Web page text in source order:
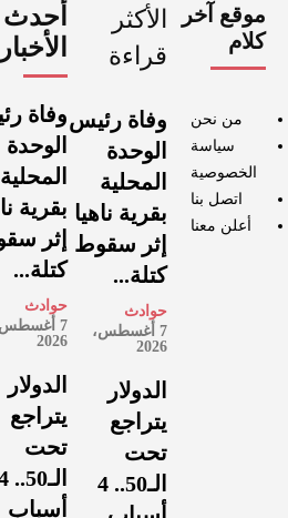
موقع آخر
كلام
من نحن
سياسة
الخصوصية
اتصل بنا
أعلن معنا
الأكثر
قراءة
وفاة رئيس
الوحدة
المحلية
بقرية ناهيا
إثر سقوط
كتلة...
حوادث
7 أغسطس،
2026
الدولار
يتراجع
تحت
الـ50.. 4
أحدث
الأخبار
وفاة
الوحدة
المحلية
بقرية
إثر
كتلة...
حوادث
7
2026
الدولار
يتراجع
تحت
أسباب